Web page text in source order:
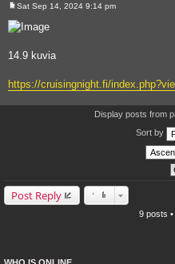
o
s
Sat Sep 14, 2024 9:14 pm
14.9 kuvia
https://cruisingnight.fi/
Display posts from
Sort by
Post Reply
9 posts
WHO IS ONLINE